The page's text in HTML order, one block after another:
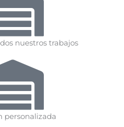
nuestros trabajos
personalizada